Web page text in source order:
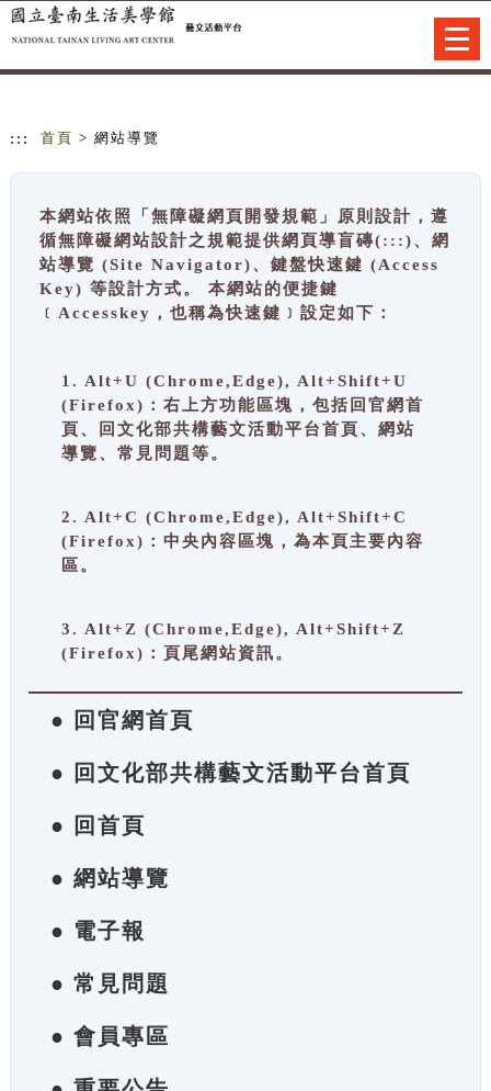
跳到主要內容
網站導覽
::: 首頁 > 網站導覽
本網站依照「無障礙網頁開發規範」原則設計，遵
循無障礙網站設計之規範提供網頁導盲磚(:::)、網
站導覽 (Site Navigator)、鍵盤快速鍵 (Access
Key) 等設計方式。 本網站的便捷鍵
﹝Accesskey，也稱為快速鍵﹞設定如下：
1. Alt+U (Chrome,Edge), Alt+Shift+U
(Firefox)：右上方功能區塊，包括回官網首
頁、回文化部共構藝文活動平台首頁、網站
導覽、常見問題等。
2. Alt+C (Chrome,Edge), Alt+Shift+C
(Firefox)：中央內容區塊，為本頁主要內容
區。
3. Alt+Z (Chrome,Edge), Alt+Shift+Z
(Firefox)：頁尾網站資訊。
● 回官網首頁
● 回文化部共構藝文活動平台首頁
● 回首頁
● 網站導覽
● 電子報
● 常見問題
● 會員專區